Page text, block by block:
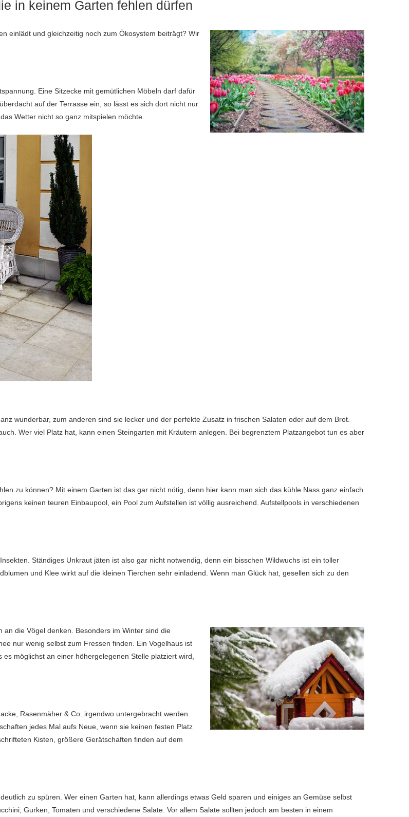
in keinem Garten fehlen dürfen
einlädt und gleichzeitig noch zum Ökosystem beiträgt? Wir
Eine Sitzecke mit gemütlichen Möbeln darf dafür
auf der Terrasse ein, so lässt es sich dort nicht nur
Wetter nicht so ganz mitspielen möchte.
wunderbar, zum anderen sind sie lecker und der perfekte Zusatz in frischen Salaten oder auf dem Brot.
Wer viel Platz hat, kann einen Steingarten mit Kräutern anlegen. Bei begrenztem Platzangebot tun es aber
zu können? Mit einem Garten ist das gar nicht nötig, denn hier kann man sich das kühle Nass ganz einfach
keinen teuren Einbaupool, ein Pool zum Aufstellen ist völlig ausreichend. Aufstellpools in verschiedenen
Ständiges Unkraut jäten ist also gar nicht notwendig, denn ein bisschen Wildwuchs ist ein toller
und Klee wirkt auf die kleinen Tierchen sehr einladend. Wenn man Glück hat, gesellen sich zu den
die Vögel denken. Besonders im Winter sind die
nur wenig selbst zum Fressen finden. Ein Vogelhaus ist
möglichst an einer höhergelegenen Stelle platziert wird,
Rasenmäher & Co. irgendwo untergebracht werden.
jedes Mal aufs Neue, wenn sie keinen festen Platz
Kisten, größere Gerätschaften finden auf dem
zu spüren. Wer einen Garten hat, kann allerdings etwas Geld sparen und einiges an Gemüse selbst
Gurken, Tomaten und verschiedene Salate. Vor allem Salate sollten jedoch am besten in einem